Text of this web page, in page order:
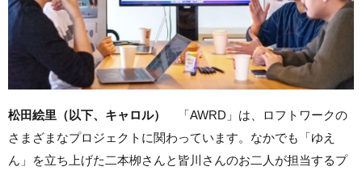
松田絵里（以下、キャロル）
「AWRD」は、ロフトワークの
さまざまなプロジェクトに関わっています。なかでも「ゆえ
ん」を立ち上げた二本栁さんと皆川さんのお二人が担当するプ